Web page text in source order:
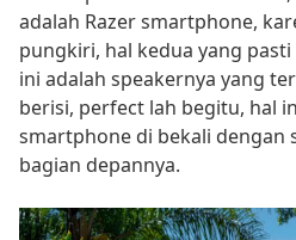
adalah Razer smartphone,
pungkiri, hal kedua yang
ini adalah speakernya yang
berisi, perfect lah begitu, hal
smartphone di bekali dengan
bagian depannya.